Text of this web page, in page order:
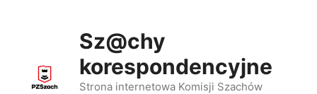
Sz@chy
korespondencyjne
Strona internetowa Komisji Szachów